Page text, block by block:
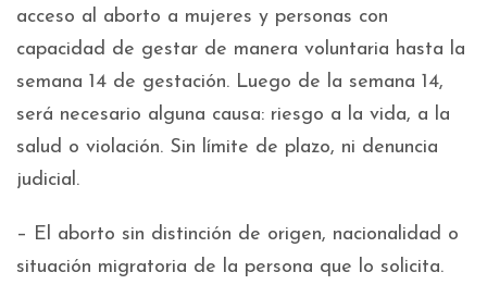
acceso al aborto a mujeres y personas con
capacidad de gestar de manera voluntaria hasta la
semana 14 de gestación. Luego de la semana 14,
será necesario alguna causa: riesgo a la vida, a la
salud o violación. Sin límite de plazo, ni denuncia
judicial.
– El aborto sin distinción de origen, nacionalidad o
situación migratoria de la persona que lo solicita.